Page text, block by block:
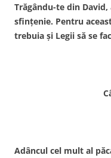
Trăgându-te din
sfinţenie. Pentru
trebuia şi Legii să se
Adâncul cel mult al